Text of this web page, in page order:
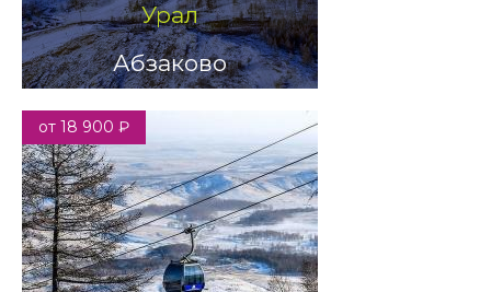
Урал
Абзаково
от 18 900 ₽